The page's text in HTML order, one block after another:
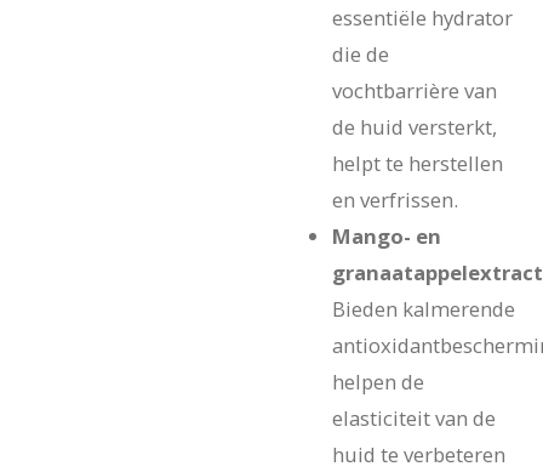
essentiële hydrator
die de
vochtbarrière van
de huid versterkt,
helpt te herstellen
en verfrissen.
Mango- en
Bieden kalmerende
helpen de
elasticiteit van de
huid te verbeteren